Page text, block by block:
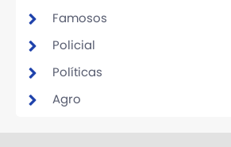
Famosos
Policial
Políticas
Agro